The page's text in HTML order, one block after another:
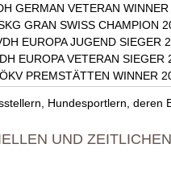
GERMAN VETERAN
GRAN SWISS CHAMPION
EUROPA JUGEND SIEGER
EUROPA VETERAN SIEGER
ÖKV PREMSTÄTTEN WINNER
Hundesportlern, deren
UND